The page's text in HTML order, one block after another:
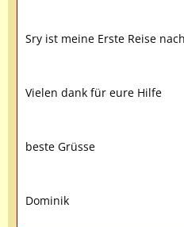
Sry ist meine Erste Reise
Vielen dank für eure Hilfe
beste Grüsse
Dominik